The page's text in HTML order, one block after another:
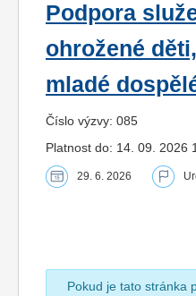
Podpora
ohrožené
mladé
Číslo výzvy: 085
Platnost do: 14. 09. 2026
29. 6. 2026
Pokud je tato stránka